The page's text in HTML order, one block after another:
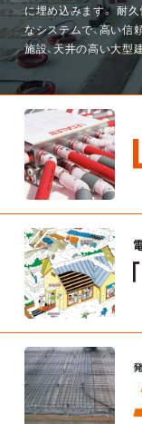
に埋め込みます。 耐
なシステムで、高い信
施設、天井の高い大型